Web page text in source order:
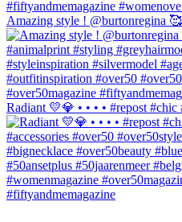
Amazing style ! @burtonregina 🥰
Radiant 💛💎 • • • • #repost